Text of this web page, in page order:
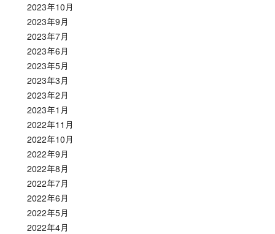
2023年10月
2023年9月
2023年7月
2023年6月
2023年5月
2023年3月
2023年2月
2023年1月
2022年11月
2022年10月
2022年9月
2022年8月
2022年7月
2022年6月
2022年5月
2022年4月